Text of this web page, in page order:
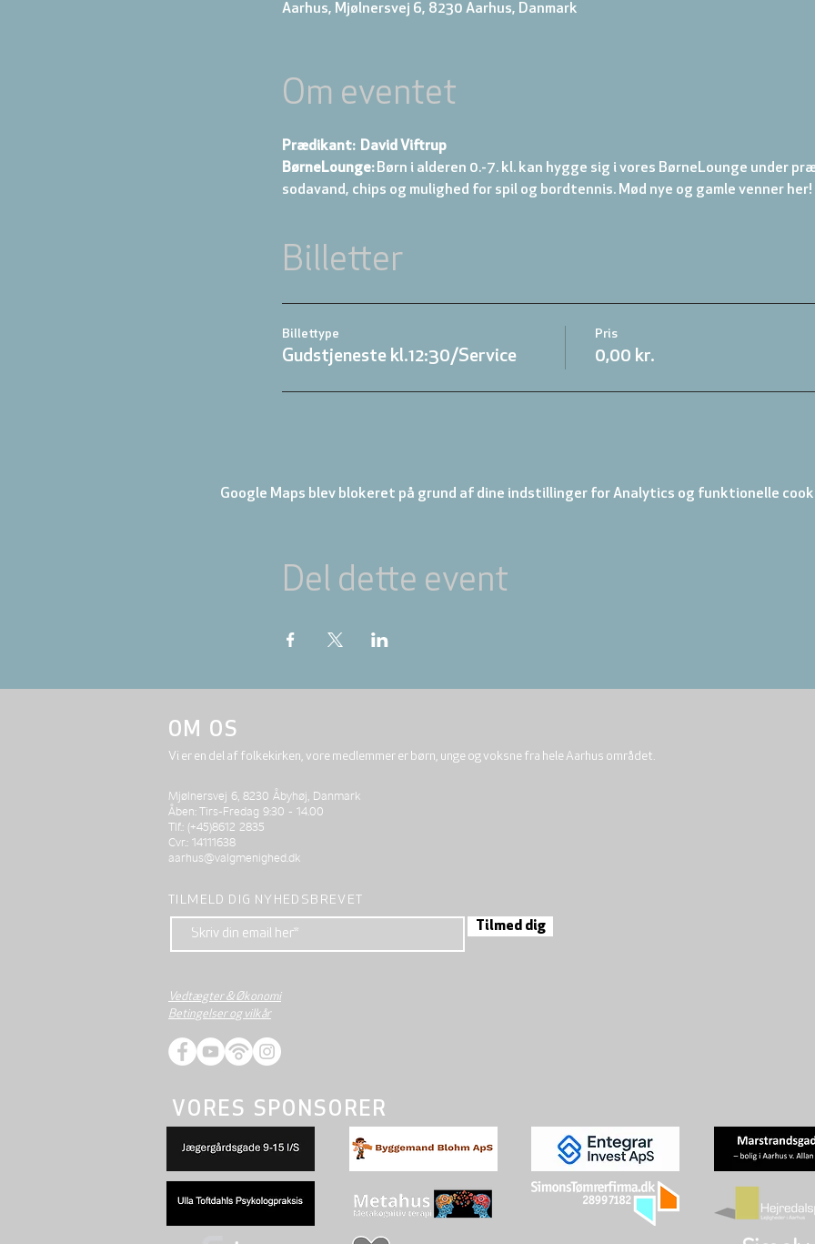
Aarhus, Mjølnersvej 6, 8230 Aarhus, Danmark
Om eventet
Prædikant:  David Viftrup
BørneLounge: Børn i alderen 0.-7. kl. kan hygge sig i vores BørneLounge under
sodavand, chips og mulighed for spil og bordtennis. Mød nye og gamle venner her!
Billetter
Billettype
Gudstjeneste kl.12:30/Service
Pris
0,00 kr.
Google Maps blev blokeret på grund af dine indstillinger for Analytics og funktionelle
Del dette event
OM OS
Vi er en del af folkekirken, vore medlemmer er børn, unge og voksne fra hele Aarhus området.
Mjølnersvej 6, 8230 Åbyhøj, Danmark
Åben: Tirs-Fredag 9:30 - 14.00
Tlf.: (+45)8612 2835
Cvr.: 14111638
aarhus@valgmenighed.dk
TILMELD DIG NYHEDSBREVET
Tilmed dig
Vedtægter & Økonomi
Betingelser og vilkår
VORES SPONSORER